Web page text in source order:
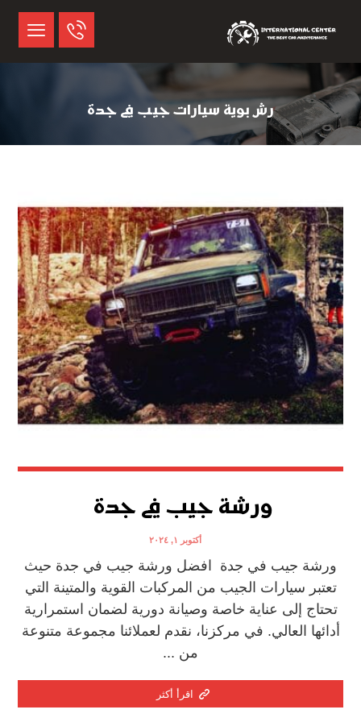
رش بوية سيارات جيب في جدة
ورشة جيب في جدة
أكتوبر ١, ٢٠٢٤
ورشة جيب في جدة افضل ورشة جيب في جدة حيث
تعتبر سيارات الجيب من المركبات القوية والمتينة التي
تحتاج إلى عناية خاصة وصيانة دورية لضمان استمرارية
أدائها العالي. في مركزنا، نقدم لعملائنا مجموعة متنوعة
من ...
اقرأ أكثر